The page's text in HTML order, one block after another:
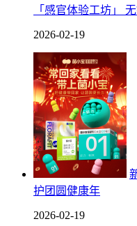
「感官体验工坊」
2026-02-19
护团圆健康年
2026-02-19